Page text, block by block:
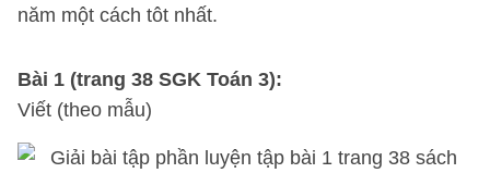
năm một cách tôt nhất.
Bài 1 (trang 38 SGK Toán 3):
Viết (theo mẫu)